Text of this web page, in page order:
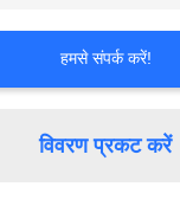
हमसे संपर्क करें!
विवरण प्रकट करें